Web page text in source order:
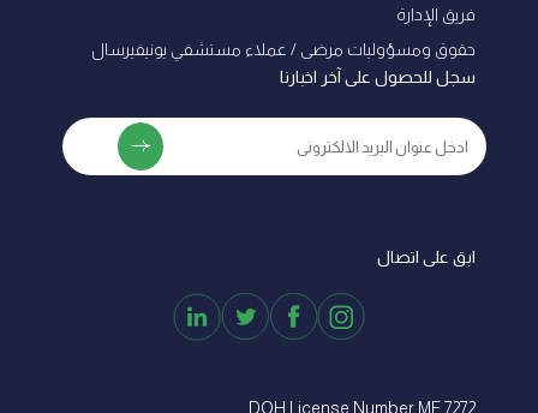
فريق الإدارة
ﺣﻘﻮق وﻣﺴﺆوﻟﻴﺎت ﻣﺮﺿﻰ / ﻋﻤﻼء ﻣﺴﺘﺸﻔﻲ ﻳﻮﻧﻴﻔﻴﺮﺳﺎل
سجل للحصول على آخر اخبارنا
ابق على اتصال
DOH License Number MF 7272